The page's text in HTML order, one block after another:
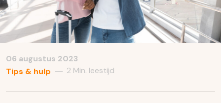
06 augustus 2023
Tips & hulp — 2 Min. leestijd